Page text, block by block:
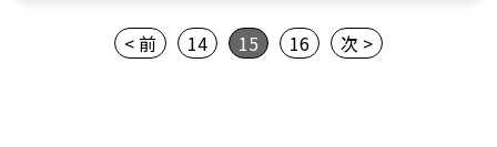
< 前 14 15 16 次 >